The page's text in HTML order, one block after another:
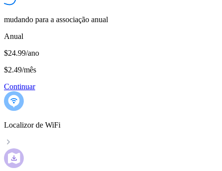
mudando para a associação anual
Anual
$24.99/ano
$2.49/mês
Continuar
Localizor de WiFi